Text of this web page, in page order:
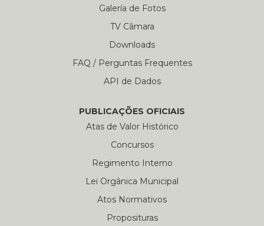
Galería de Fotos
TV Câmara
Downloads
FAQ / Perguntas Frequentes
API de Dados
PUBLICAÇÕES OFICIAIS
Atas de Valor Histórico
Concursos
Regimento Interno
Lei Orgânica Municipal
Atos Normativos
Proposituras